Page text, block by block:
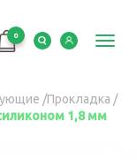
0
/Прокладка /
1,8 мм